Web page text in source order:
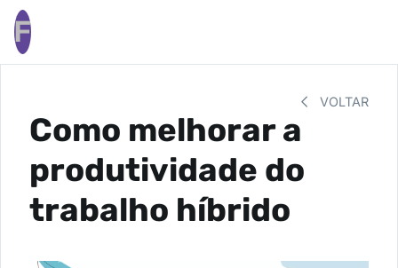
F
VOLTAR
Como melhorar a
produtividade do
trabalho híbrido